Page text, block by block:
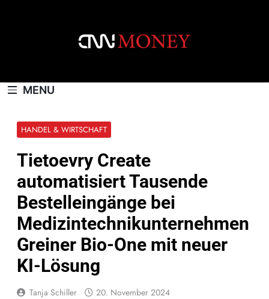
MENU
HANDEL & WIRTSCHAFT
Tietoevry Create
automatisiert Tausende
Bestelleingänge bei
Medizintechnikunternehmen
Greiner Bio-One mit neuer
KI-Lösung
Tanja Schiller 20. November 2024